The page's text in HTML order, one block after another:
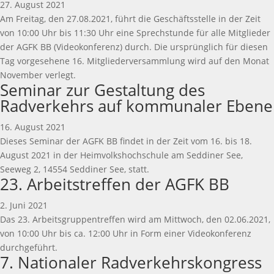
27. August 2021
Am Freitag, den 27.08.2021, führt die Geschäftsstelle in der Zeit
von 10:00 Uhr bis 11:30 Uhr eine Sprechstunde für alle Mitglieder
der AGFK BB (Videokonferenz) durch. Die ursprünglich für diesen
Tag vorgesehene 16. Mitgliederversammlung wird auf den Monat
November verlegt.
Seminar zur Gestaltung des
Radverkehrs auf kommunaler Ebene
16. August 2021
Dieses Seminar der AGFK BB findet in der Zeit vom 16. bis 18.
August 2021 in der Heimvolkshochschule am Seddiner See,
Seeweg 2, 14554 Seddiner See, statt.
23. Arbeitstreffen der AGFK BB
2. Juni 2021
Das 23. Arbeitsgruppentreffen wird am Mittwoch, den 02.06.2021,
von 10:00 Uhr bis ca. 12:00 Uhr in Form einer Videokonferenz
durchgeführt.
7. Nationaler Radverkehrskongress